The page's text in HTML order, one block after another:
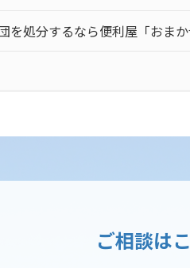
を処分するなら便利屋「おま
ご相談は